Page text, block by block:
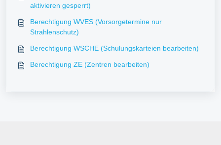
aktivieren gesperrt)
Berechtigung WVES (Vorsorgetermine nur
Strahlenschutz)
Berechtigung WSCHE (Schulungskarteien bearbeiten)
Berechtigung ZE (Zentren bearbeiten)